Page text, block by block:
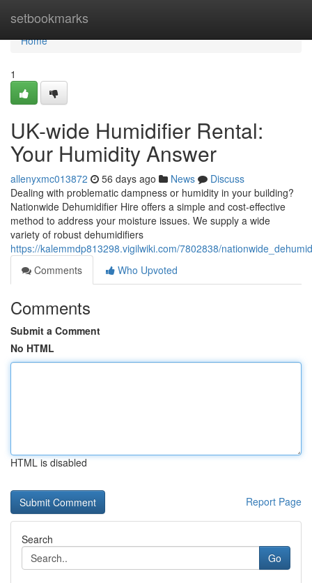
setbookmarks
Home
Home
1
UK-wide Humidifier Rental:
Your Humidity Answer
allenyxmc013872 56 days ago News
Discuss
Dealing with problematic dampness or humidity in your building?
Nationwide Dehumidifier Hire offers a simple and cost-effective
method to address your moisture issues. We supply a wide
variety of robust dehumidifiers
https://kalemmdp813298.vigilwiki.com/7802838/
Comments
Who Upvoted
Comments
Submit a Comment
No HTML
HTML is disabled
Report Page
Search
Go